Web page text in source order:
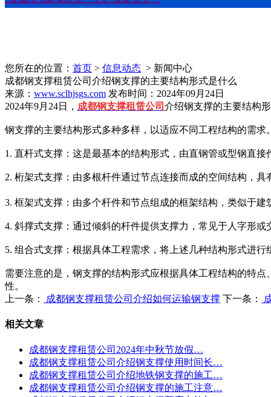
您所在的位置： 首页 > 信息动态 > 新闻中心
成都钢支撑租赁公司介绍钢支撑的主要结构形式是什么
来源： www.sclhjsgs.com 发布时间：2024年09月24日
2024年9月24日， 成都钢支撑租赁公司 介绍钢支撑的主要结构
钢支撑的主要结构形式多种多样，以适应不同工程结构的需
1. 直杆式支撑：这是最基本的结构形式，由直钢管或型钢直
2. 桁架式支撑：由多根杆件通过节点连接而成的空间结构，
3. 框架式支撑：由多个杆件和节点组成的框架结构，类似于
4. 斜撑式支撑：通过倾斜的杆件提供支撑力，常见于人字形
5. 组合式支撑：根据具体工程需求，将上述几种结构形式进
需要注意的是，钢支撑的结构形式应根据具体工程结构的特
性。
上一条：
成都钢支撑租赁公司介绍如何运输钢支撑 下一条：
相关文章
成都钢支撑租赁公司2024年中秋节放假…
成都钢支撑租赁公司介绍钢支撑使用时间长…
成都钢支撑租赁公司介绍地铁钢支撑的施工…
成都钢支撑租赁公司介绍钢支撑的施工注意…